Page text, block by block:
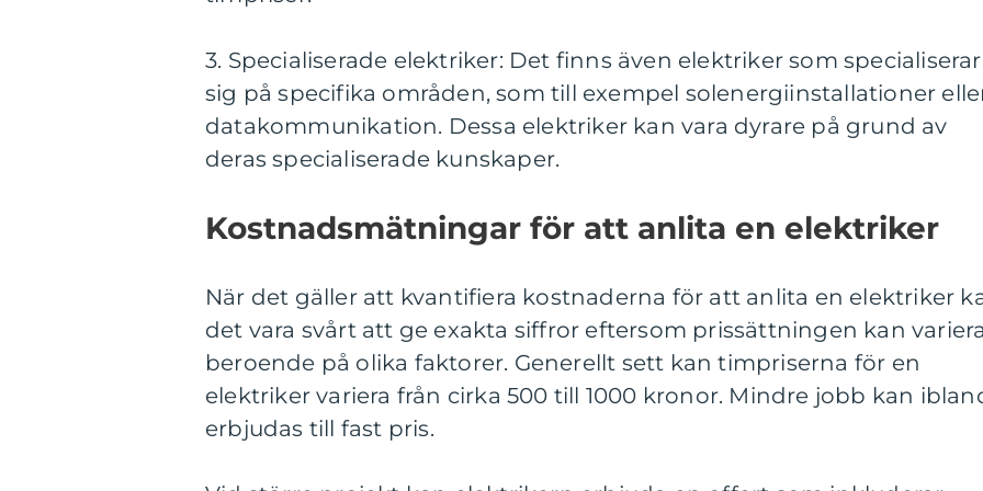
3. Specialiserade elektriker: Det finns även elektriker som specialiserar
sig på specifika områden, som till exempel solenergiinstallationer
datakommunikation. Dessa elektriker kan vara dyrare på grund av
deras specialiserade kunskaper.
Kostnadsmätningar för att anlita en elektriker
När det gäller att kvantifiera kostnaderna för att anlita en elektriker
det vara svårt att ge exakta siffror eftersom prissättningen kan variera
beroende på olika faktorer. Generellt sett kan timpriserna för en
elektriker variera från cirka 500 till 1000 kronor. Mindre jobb kan
erbjudas till fast pris.